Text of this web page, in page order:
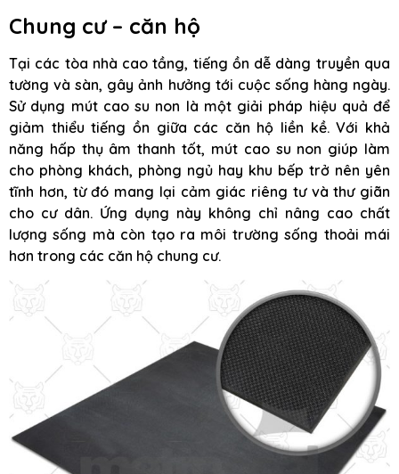
Chung cư – căn hộ
Tại các tòa nhà cao tầng, tiếng ồn dễ dàng truyền qua
tường và sàn, gây ảnh hưởng tới cuộc sống hàng ngày.
Sử dụng mút cao su non là một giải pháp hiệu quả để
giảm thiểu tiếng ồn giữa các căn hộ liền kề. Với khả
năng hấp thụ âm thanh tốt, mút cao su non giúp làm
cho phòng khách, phòng ngủ hay khu bếp trở nên yên
tĩnh hơn, từ đó mang lại cảm giác riêng tư và thư giãn
cho cư dân. Ứng dụng này không chỉ nâng cao chất
lượng sống mà còn tạo ra môi trường sống thoải mái
hơn trong các căn hộ chung cư.